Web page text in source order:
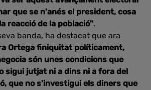
que se n'anés el president, cosa
reacció de la població".
banda, ha destacat que ara
Ortega finiquitat políticament,
són unes condicions que
sigui jutjat ni a dins ni a fora del
que no s'investigui els diners que